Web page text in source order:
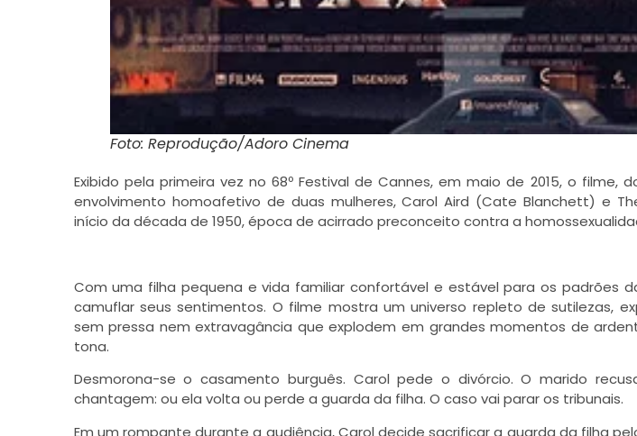
Foto: Reprodução/Adoro Cinema
Exibido pela primeira vez no 68º Festival de Cannes, em maio de 2015, o filme,
envolvimento homoafetivo de duas mulheres, Carol Aird (Cate Blanchett) e
início da década de 1950, época de acirrado preconceito contra a
Com uma filha pequena e vida familiar confortável e estável para os padrões
camuflar seus sentimentos. O filme mostra um universo repleto de sutilezas,
sem pressa nem extravagância que explodem em grandes momentos de
tona.
Desmorona-se o casamento burguês. Carol pede o divórcio. O marido
chantagem: ou ela volta ou perde a guarda da filha. O caso vai parar os tribunais.
Em um rompante durante a audiência, Carol decide sacrificar a guarda da filha